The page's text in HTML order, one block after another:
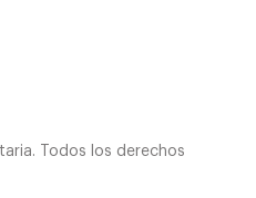
Todos los derechos